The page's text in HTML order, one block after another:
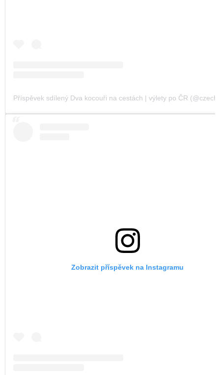
Příspěvek sdílený Dva kocouři na cestách | výlety po ČR
Zobrazit příspěvek na Instagramu